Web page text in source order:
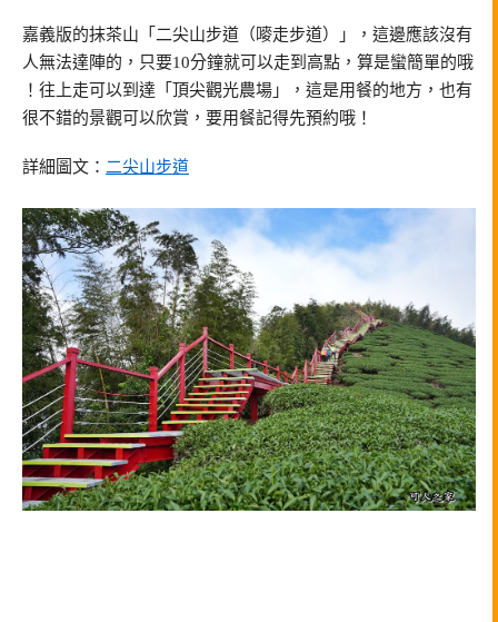
嘉義版的抹茶山「二尖山步道（嘜走步道）」，這邊應該沒有
人無法達陣的，只要10分鐘就可以走到高點，算是蠻簡單的哦
！往上走可以到達「頂尖觀光農場」，這是用餐的地方，也有
很不錯的景觀可以欣賞，要用餐記得先預約哦！
詳細圖文： 二尖山步道